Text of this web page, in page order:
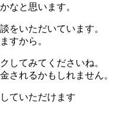
なと思います。
をいただいています。
すから。
してみてくださいね。
されるかもしれません。
ていただけます